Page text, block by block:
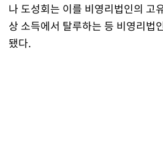
나 도성회는 이를 비영리법인의 고
상 소득에서 탈루하는 등 비영리법
됐다.